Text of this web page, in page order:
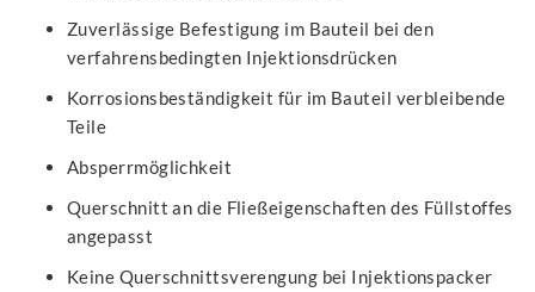
Zuverlässige Befestigung im Bauteil bei den
verfahrensbedingten Injektionsdrücken
Korrosionsbeständigkeit für im Bauteil verbleibende
Teile
Absperrmöglichkeit
Querschnitt an die Fließeigenschaften des Füllstoffes
angepasst
Keine Querschnittsverengung bei Injektionspacker